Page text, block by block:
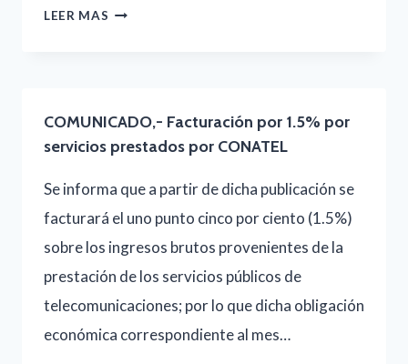
LEER MAS AVISO,-
LOS
OPERADORES
Y
COMERCIALIZADORE
CON
OBLIGACIONES
PENDIENTES,
CORRESPONDIENTE
COMUNICADO,- Facturación por 1.5% por
servicios prestados por CONATEL
Se informa que a partir de dicha publicación se
facturará el uno punto cinco por ciento (1.5%)
sobre los ingresos brutos provenientes de la
prestación de los servicios públicos de
telecomunicaciones; por lo que dicha obligación
económica correspondiente al mes…